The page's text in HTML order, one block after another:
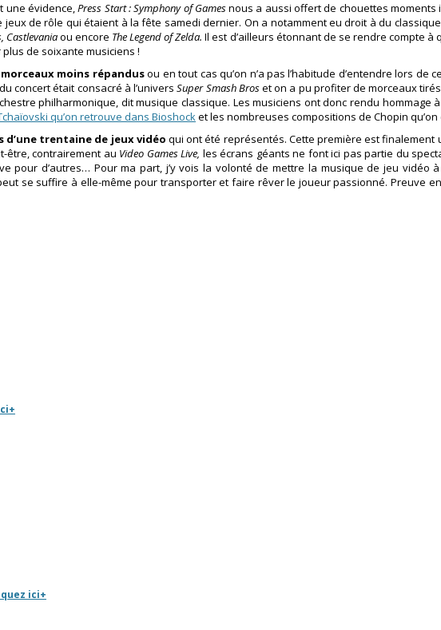
une évidence,Press Start : Symphony of Gamesnous a aussi offert de chouettes moments
jeux de rôle qui étaient à la fête samedi dernier. On a notamment eu droit à du
Castlevaniaou encore The Legend of Zelda. Il est d’ailleurs étonnant de se rendre compte à
plus de soixante musiciens !
moins répandusou en tout cas qu’on n’a pas l’habitude d’entendre lors
concert était consacré à l’universSuper Smash Broset on a pu profiter de morceaux
philharmonique, dit musique classique. Les musiciens ont donc rendu hommage
qu’on retrouve dans Bioshocket les nombreuses compositions de Chopin
d’une trentaine de jeux vidéo qui ont été représentés. Cette première est finalement
être, contrairement au Video Games Live, les écrans géants ne font ici pas partie du
pour d’autres… Pour ma part, j’y vois la volonté de mettre la musique de jeu vidéo
peut se suffire à elle-même pour transporter et faire rêver le joueur passionné. Preuve
+
ici+